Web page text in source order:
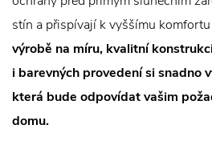
stín a přispívají k vyššímu
výrobě na míru, kvalitní
i barevných provedení si snadno
která bude odpovídat vašim
domu.